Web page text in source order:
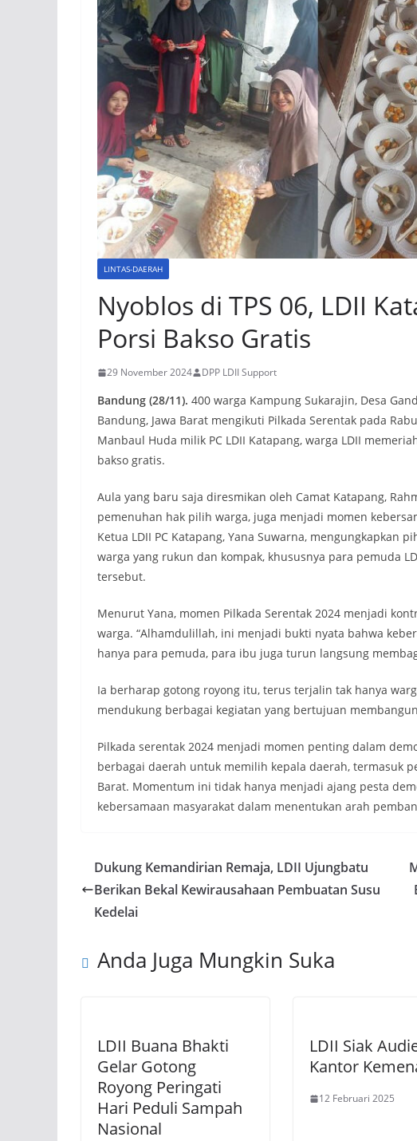
LINTAS-DAERAH
Nyoblos di TPS 06, LDII
Porsi Bakso Gratis
29 November 2024 DPP LDII Support
Bandung (28/11). 400 warga Kampung Sukarajin, Desa
Bandung, Jawa Barat mengikuti Pilkada Serentak pada
Manbaul Huda milik PC LDII Katapang, warga LDII
bakso gratis.
Aula yang baru saja diresmikan oleh Camat Katapang,
pemenuhan hak pilih warga, juga menjadi momen
Ketua LDII PC Katapang, Yana Suwarna, mengungkapkan
warga yang rukun dan kompak, khususnya para pemuda
tersebut.
Menurut Yana, momen Pilkada Serentak 2024 menjadi
warga. “Alhamdulillah, ini menjadi bukti nyata bahwa
hanya para pemuda, para ibu juga turun langsung
Ia berharap gotong royong itu, terus terjalin tak hanya
mendukung berbagai kegiatan yang bertujuan
Pilkada serentak 2024 menjadi momen penting dalam
berbagai daerah untuk memilih kepala daerah, termasuk
Barat. Momentum ini tidak hanya menjadi ajang pesta
kebersamaan masyarakat dalam menentukan arah
Dukung Kemandirian Remaja, LDII Ujungbatu
Berikan Bekal Kewirausahaan Pembuatan Susu
Kedelai
Anda Juga Mungkin Suka
LDII Buana Bhakti
Gelar Gotong
Royong Peringati
Hari Peduli Sampah
Nasional
LDII Siak
Kantor
12 Februari 2025